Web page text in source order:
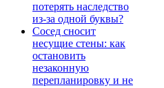
потерять наследство
из-за одной буквы?
Сосед сносит
несущие стены: как
остановить
незаконную
перепланировку и не